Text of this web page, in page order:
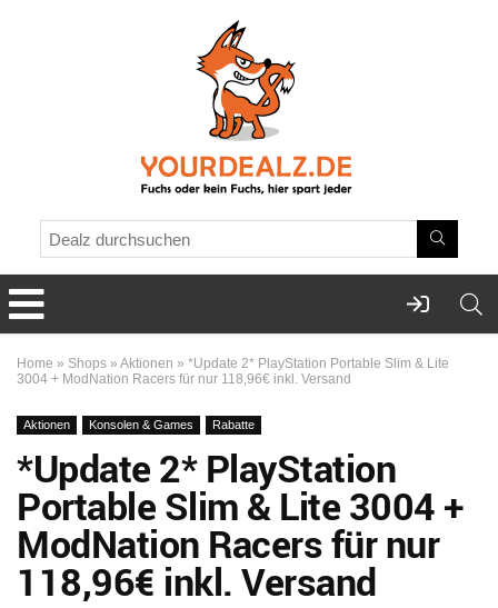
Home » Shops » Aktionen » *Update 2* PlayStation Portable Slim & Lite
3004 + ModNation Racers für nur 118,96€ inkl. Versand
Aktionen Konsolen & Games Rabatte
*Update 2* PlayStation
Portable Slim & Lite 3004 +
ModNation Racers für nur
118,96€ inkl. Versand